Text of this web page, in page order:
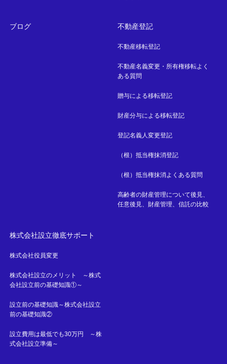
ブログ 不動産登記
不動産移転登記
不動産名義変更・所有権移転よく
ある質問
贈与による移転登記
財産分与による移転登記
登記名義人変更登記
（根）抵当権抹消登記
（根）抵当権抹消よくある質問
高齢者の財産管理について後見、
任意後見、財産管理、信託の比較
株式会社設立徹底サポート
株式会社役員変更
株式会社設立のメリット ～株式
会社設立前の基礎知識①～
設立前の基礎知識～株式会社設立
前の基礎知識②
設立費用は最低でも30万円 ～株
式会社設立準備～